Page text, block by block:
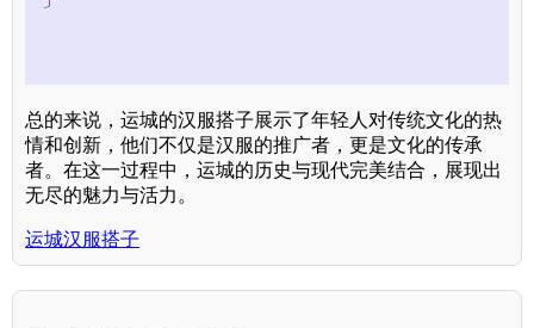
总的来说，运城的汉服搭子展示了年轻人对传统文化的热
情和创新，他们不仅是汉服的推广者，更是文化的传承
者。在这一过程中，运城的历史与现代完美结合，展现出
无尽的魅力与活力。
运城汉服搭子